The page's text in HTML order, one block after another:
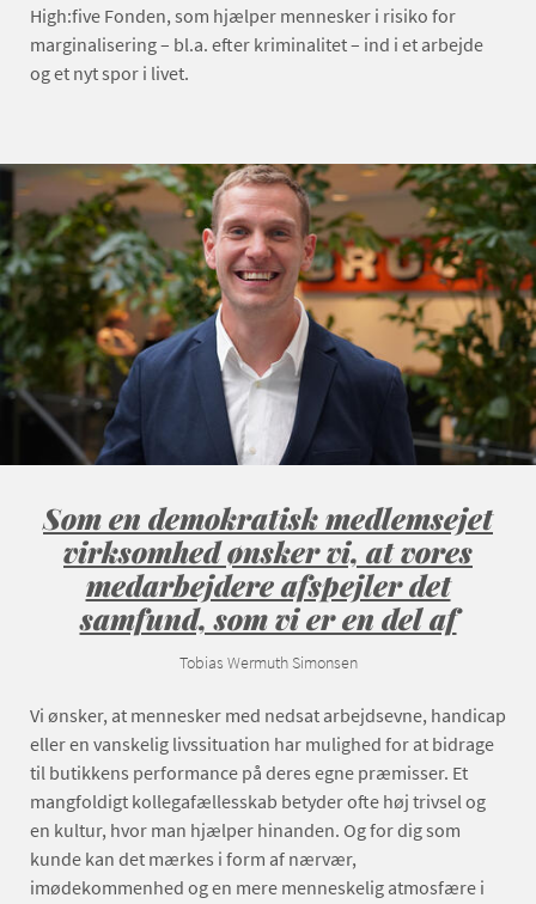
High:five Fonden, som hjælper mennesker i risiko for
marginalisering – bl.a. efter kriminalitet – ind i et arbejde
og et nyt spor i livet.
Som en demokratisk medlemsejet
virksomhed ønsker vi, at vores
medarbejdere afspejler det
samfund, som vi er en del af
Tobias Wermuth Simonsen
Vi ønsker, at mennesker med nedsat arbejdsevne, handicap
eller en vanskelig livssituation har mulighed for at bidrage
til butikkens performance på deres egne præmisser. Et
mangfoldigt kollegafællesskab betyder ofte høj trivsel og
en kultur, hvor man hjælper hinanden. Og for dig som
kunde kan det mærkes i form af nærvær,
imødekommenhed og en mere menneskelig atmosfære i